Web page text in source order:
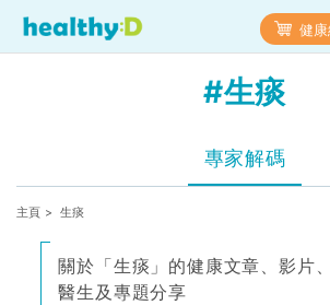
健
#生痰
專家解碼
主頁 > 生痰
關於「生痰」的健康文章、影片
醫生及專題分享